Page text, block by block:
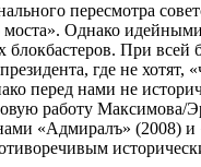
пересмотра
моста». Однако
блокбастеров. При
где не
перед нами не
работу
«Адмиралъ» (2008)